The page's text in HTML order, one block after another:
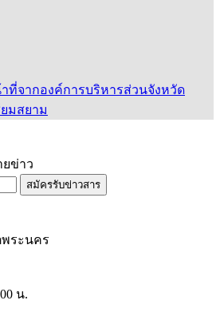
ที่จากองค์การบริหารส่วนจังหวัด
มสยาม
ยข่าว
สมัครรับข่าวสาร
ระนคร
น.